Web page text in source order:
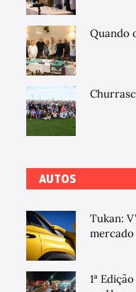
Quando
AUTOS
Tukan:
mercado
1ª